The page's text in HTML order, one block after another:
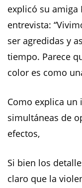
explicó su amiga
entrevista:
ser agredidas y
tiempo. Parece
color es como
Como explica un
simultáneas de
efectos,
Si bien los
claro que la